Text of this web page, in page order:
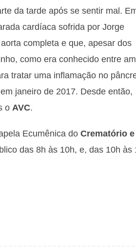
da tarde após se sentir mal.
cardíaca sofrida por Jorge
completa e que, apesar dos
como era conhecido entre
tratar uma inflamação no
janeiro de 2017. Desde então,
o AVC.
Ecumênica do Crematório e
das 8h às 10h, e, das 10h às